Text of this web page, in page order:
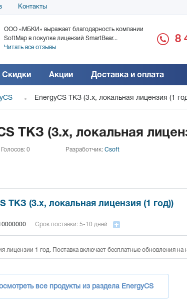
Контакты
ООО «МБКИ» выражает благодарность компании
SoftMap в покупке лицензий SmartBear...
Читать все отзывы
8
Скидки Акции Доставка и оплата
EnergyCS ТКЗ (3.x, локальная лицензия (1
ТКЗ (3.x, локальная
Голосов: 0 Разработчик: Csoft
ТКЗ (3.x, локальная лицензия (1 год))
Срок поставки: 5-10 дней
лицензии 1 год. Поставка включает бесплатные обновления
все продукты из раздела EnergyCS